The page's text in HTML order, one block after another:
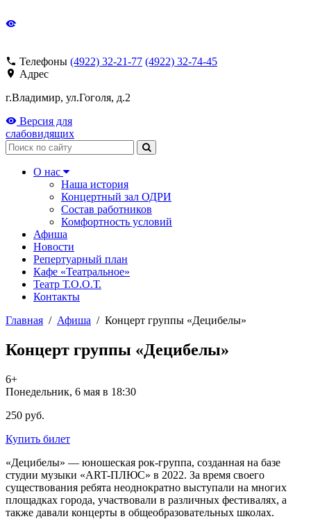
Телефоны (4922) 32-21-77 (4922) 32-74-45
Адрес
г.Владимир, ул.Гоголя, д.2
Версия для
слабовидящих
Поиск
О нас
Наша история
Концертный зал ОДРИ
Состав работников
Комфортность условий
Афиша
Новости
Репертуарный план
Кафе «Театральное»
Театр Т.О.О.Т.
Контакты
Главная / Афиша / Концерт группы «Децибелы»
Концерт группы «Децибелы»
6+
Понедельник, 6 мая в 18:30
250 руб.
Купить билет
«Децибелы» — юношеская рок-группа, созданная на базе
студии музыки «ART-ПЛЮС» в 2022. За время своего
существования ребята неоднократно выступали на многих
площадках города, участвовали в различных фестивалях, а
также давали концерты в общеобразовательных школах.